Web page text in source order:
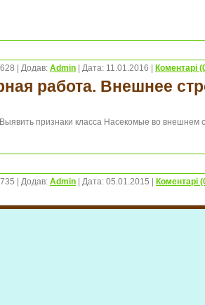
628 Додав: Admin Дата: 11.01.2016 Коментарі
работа. Внешнее
Выявить признаки класса Насекомые во внешнем
735 Додав: Admin Дата: 05.01.2015 Коментарі